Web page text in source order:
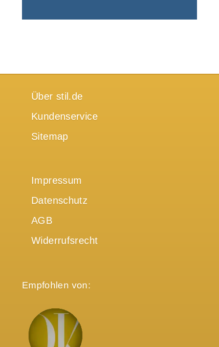
Über stil.de
Kundenservice
Sitemap
Impressum
Datenschutz
AGB
Widerrufsrecht
Empfohlen von: